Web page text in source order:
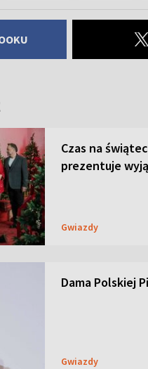
Czas na
prezentuje
Gwiazdy
Dama Polskiej
Gwiazdy